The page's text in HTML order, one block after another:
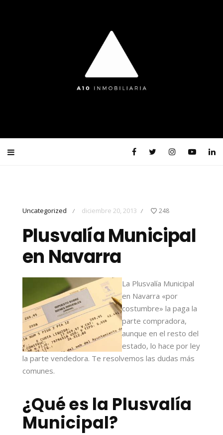
Uncategorized / diciembre 20, 2013 / 248
Plusvalía Municipal
en Navarra
La Plusvalía Municipal
en Navarra «por
costumbre» la paga la
parte compradora,
aunque en el resto del
estado, lo hace por ley
la parte vendedora. Te resolvemos las dudas más
comunes.
¿Qué es la Plusvalía
Municipal?